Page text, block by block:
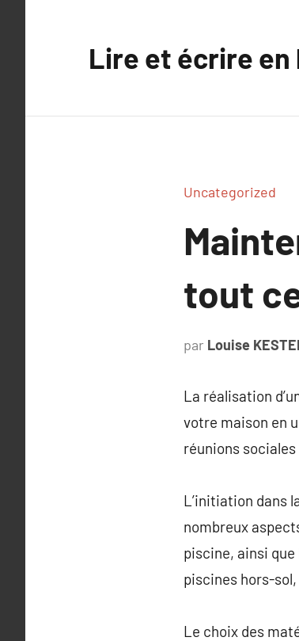
Lire et écrire en
Uncategorized
tout
par Louise
La réalisation
votre maison en
réunions
L’initiation dans
nombreux
piscine, ainsi
piscines hors-
Le choix des